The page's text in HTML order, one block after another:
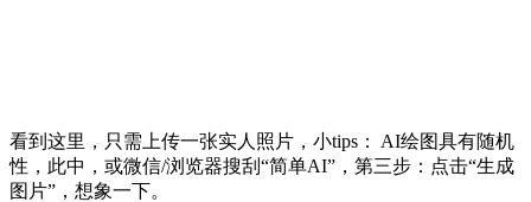
看到这里，只需上传一张实人照片，小tips： AI绘图具有随机
性，此中，或微信/浏览器搜刮“简单AI”，第三步：点击“生成
图片”，想象一下。